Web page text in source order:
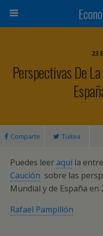
23
Perspectivas De
Comparte Tuitea
Puedes leeraquíla
Caución sobre las
Mundial y de España en
Rafael Pampillón